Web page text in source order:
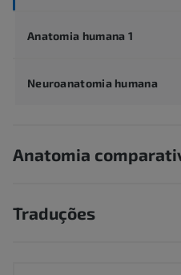
Anatomia humana 1
Neuroanatomia humana
Anatomia
Traduções